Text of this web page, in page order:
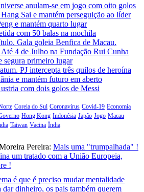
anulam-se em jogo com oito golos
Sai e mantém perseguição ao líder
e mantém quarto lugar
com 50 balas na mochila
Gala goleia Benfica de Macau.
4 de Julho na Fundação Rui Cunha
segura primeiro lugar
PJ intercepta três quilos de heroína
e mantém futuro em aberto
com dois golos de Messi
Coreia do Sul Coronavírus Covid-19 Economia
Hong Kong Indonésia Japão Jogo Macau
Taiwan Vacina Índia
Pereira: Mais uma "trumpalhada" !
um tratado com a União Europeia,
!
é que é preciso mudar mentalidade
dinheiro, os pais também querem